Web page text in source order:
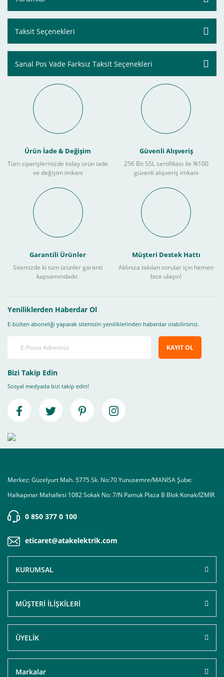
Taksit Seçenekleri
Sanal Pos Vade Farksız Taksit Seçenekleri
Ürün İade & Değişim
Tüm siparişlerinizde kolay ürün iade
ve değişim imkanı
Güvenli Alışveriş
256 Bit SSL sertifikası ile %100
güvenli alışveriş imkanı
Garantili Ürünler
Sitemizde ki tüm ürünler garanti
kapsamındadır.
Müşteri Destek Hattı
Aklınıza takılan sorular için hemen
bize ulaşın!
Yeniliklerden Haberdar Ol
E-bülten aboneliği yaparak sitemizin yeniliklerinden haberdar olabilirsiniz.
KAYIT OL
Bizi Takip Edin
Sosyal medyada bizi takip edin!
Merkez: Güzelyurt Mah. 5775 Sk. No:70 Yunusemre/MANİSA Şube:
Halkapınar Mahallesi 1082 Sokak No: 7/N Pamuk Plaza B Blok Konak/İZMİR
0 850 377 0 100
eticaret@atakelektrik.com
KURUMSAL
MÜŞTERİ İLİŞKİLERİ
ÜYELİK
Markalar